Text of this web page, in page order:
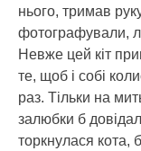
нього, тримав
фотографували,
Невже цей кіт
те, щоб і собі
раз. Тільки на
залюбки б
торкнулася кота,